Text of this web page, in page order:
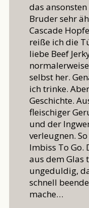
das
Bruder sehr
Cascade
reiße ich die
liebe Beef
selbst her.
ich trinke.
Geschichte.
fleischiger
und der
verleugnen.
Imbiss To Go.
aus dem Glas
ungeduldig,
schnell
mache…